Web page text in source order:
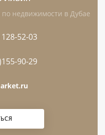
парковка, пляж и
лот
пары или
сценария.
недвижимости в Дубае
52-03
90-29